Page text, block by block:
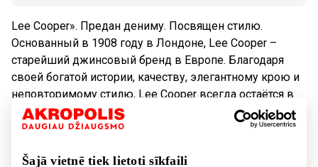
Šajā vietnē tiek lietoti sīkfaili
Lee Cooper». Предан дениму. Посвящен стилю.
Основанный в 1908 году в Лондоне, Lee Cooper –
старейший джинсовый бренд в Европе. Благодаря
своей богатой истории, качеству, элегантному крою и
неповторимому стилю, Lee Cooper всегда остаётся в
числе лидеров джинсовой модной индустрии.
Tовары Одежда